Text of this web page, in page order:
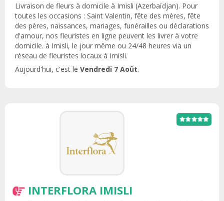
Livraison de fleurs à domicile à Imisli (Azerbaïdjan). Pour
toutes les occasions : Saint Valentin, fête des mères, fête
des pères, naissances, mariages, funérailles ou déclarations
d'amour, nos fleuristes en ligne peuvent les livrer à votre
domicile. à Imisli, le jour même ou 24/48 heures via un
réseau de fleuristes locaux à Imisli.
Aujourd'hui, c'est le Vendredi 7 Août.
INTERFLORA IMISLI